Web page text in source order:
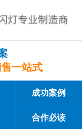
一站式
成功案例
合作必读